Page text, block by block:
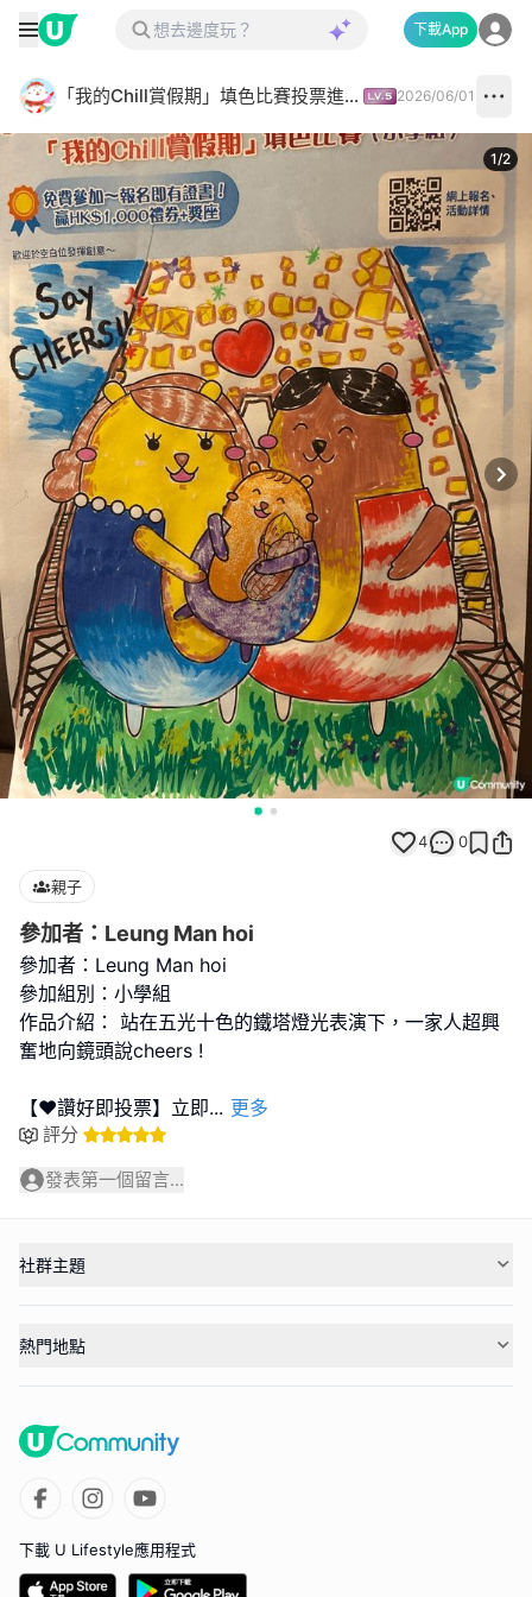
下載App
「我的Chill賞假期」填色比賽投票進行中✅ 2026/06/01
1/2
4 0
親子
參加者：Leung Man hoi
參加者：Leung Man hoi
參加組別：小學組
作品介紹： 站在五光十色的鐵塔燈光表演下，一家人超興
奮地向鏡頭說cheers !
【❤️讚好即投票】立即... 更多
評分
發表第一個留言...
社群主題
熱門地點
下載 U Lifestyle應用程式